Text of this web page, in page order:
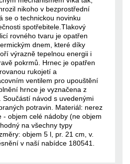
nikoho v bezprostřední
se o technickou novinku
spotřebitele.Tlakový
rovného tvaru je opatřen
dnem, které díky
výrazně tepelnou energii i
pokrmů. Hrnec je opatřen
rukojetí a
ventilem pro upouštění
hrnce je vyznačena z
Součástí návod s uvedenými
potravin. Materiál: nerez
- objem celé nádoby (ne objem
na všechny typy
objem 5 l, pr. 21 cm, v.
v naší nabídce 180541.